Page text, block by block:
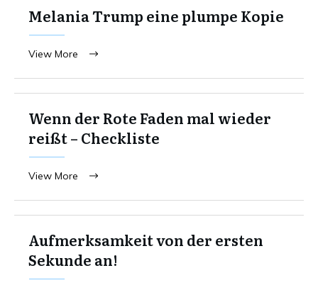
Melania Trump eine plumpe Kopie
View More
Wenn der Rote Faden mal wieder
reißt – Checkliste
View More
Aufmerksamkeit von der ersten
Sekunde an!